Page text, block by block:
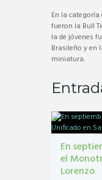
En la
fueron la Bull
la de jóvenes
Brasileño y en
miniatura.
En
el
Lorenzo